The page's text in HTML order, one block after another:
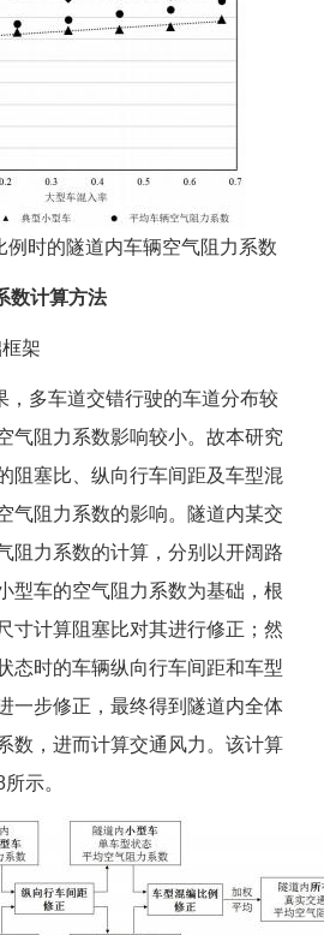
时的隧道内车辆空气阻力系数
数计算方法
架
多车道交错行驶的车道分布较
气阻力系数影响较小。故本研究
阻塞比、纵向行车间距及车型混
气阻力系数的影响。隧道内某交
阻力系数的计算，分别以开阔路
型车的空气阻力系数为基础，根
寸计算阻塞比对其进行修正；然
态时的车辆纵向行车间距和车型
一步修正，最终得到隧道内全体
数，进而计算交通风力。该计算
示。